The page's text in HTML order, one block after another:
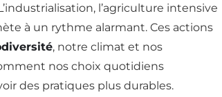
l’agriculture intensive
à un rythme alarmant. Ces actions
, notre climat et nos
nos choix quotidiens
des pratiques plus durables.